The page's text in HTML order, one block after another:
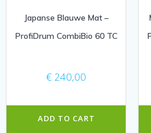
Japanse Blauwe Mat –
ProfiDrum CombiBio 60 TC
€ 240,00
ADD TO CART